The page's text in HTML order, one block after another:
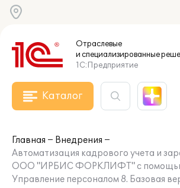
Отраслевые
и специализированные
1С:Предприятие
Каталог
Главная
Внедрения
Автоматизация кадрового учета и
ООО "ИРБИС ФОРКЛИФТ" с помощью
Управление персоналом 8. Базовая